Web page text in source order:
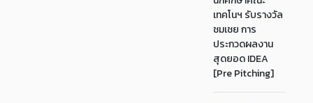
เทคโนฯ รับรางวัล
ชมเชย การ
ประกวดผลงาน
สุดยอด IDEA
[Pre Pitching]